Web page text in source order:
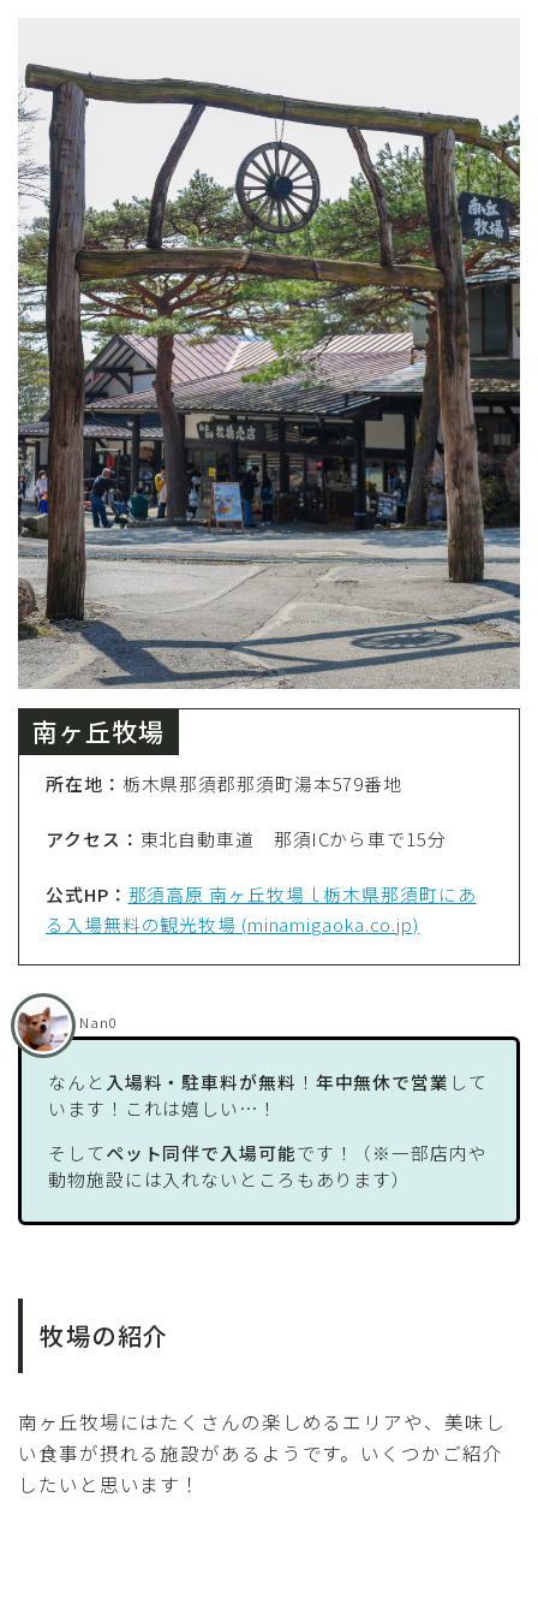
南ヶ丘牧場
所在地： 栃木県那須郡那須町湯本579番地
アクセス： 東北自動車道 那須ICから車で15分
公式HP： 那須高原 南ヶ丘牧場ｌ栃木県那須町にあ
る入場無料の観光牧場 (minamigaoka.co.jp)
なんと 入場料・駐車料が無料 ！ 年中無休で営業 して
います！これは嬉しい…！
そしてペット同伴で入場可能です！（※一部店内や
動物施設には入れないところもあります）
Nan0
牧場の紹介
南ヶ丘牧場にはたくさんの楽しめるエリアや、美味し
い食事が摂れる施設があるようです。いくつかご紹介
したいと思います！